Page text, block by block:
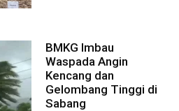
BMKG Imbau
Waspada Angin
Kencang dan
Gelombang Tinggi di
Sabang